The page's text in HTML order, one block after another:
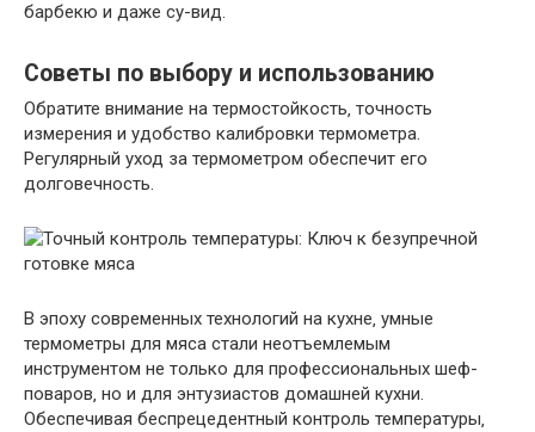
барбекю и даже су-вид.
Советы по выбору и использованию
Обратите внимание на термостойкость‚ точность
измерения и удобство калибровки термометра.
Регулярный уход за термометром обеспечит его
долговечность.
В эпоху современных технологий на кухне‚ умные
термометры для мяса стали неотъемлемым
инструментом не только для профессиональных шеф-
поваров‚ но и для энтузиастов домашней кухни.
Обеспечивая беспрецедентный контроль температуры‚